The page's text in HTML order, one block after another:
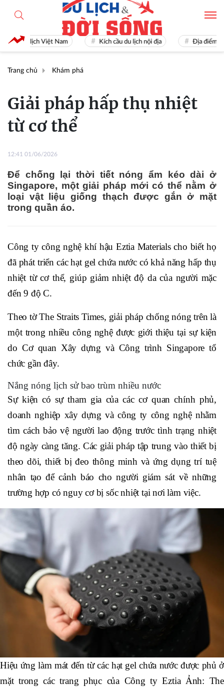
Du lịch Việt Nam Kích cầu du lịch nội địa Địa điểm du
Trang chủ Khám phá
Giải pháp hấp thụ nhiệt
từ cơ thể
12:41 01/06/2026
Để chống lại thời tiết nóng ẩm kéo dài ở
Singapore, một giải pháp mới có thể nằm ở
loại vật liệu giống thạch được gắn ở mặt
trong quần áo.
Công ty công nghệ khí hậu Eztia Materials cho biết họ
đã phát triển các hạt gel chứa nước có khả năng hấp thụ
nhiệt từ cơ thể, giúp giảm nhiệt độ da của người mặc
đến 9 độ C.
Theo tờ The Straits Times, giải pháp chống nóng trên là
một trong nhiều công nghệ được giới thiệu tại sự kiện
do Cơ quan Xây dựng và Công trình Singapore tổ
chức gần đây.
Nắng nóng lịch sử bao trùm nhiều nước
Sự kiện có sự tham gia của các cơ quan chính phủ,
doanh nghiệp xây dựng và công ty công nghệ nhằm
tìm cách bảo vệ người lao động trước tình trạng nhiệt
độ ngày càng tăng. Các giải pháp tập trung vào thiết bị
theo dõi, thiết bị đeo thông minh và ứng dụng trí tuệ
nhân tạo để cảnh báo cho người giám sát về những
trường hợp có nguy cơ bị sốc nhiệt tại nơi làm việc.
Hiệu ứng làm mát đến từ các hạt gel chứa nước được phủ ở
mặt trong các trang phục của Công ty Eztia Ảnh: The